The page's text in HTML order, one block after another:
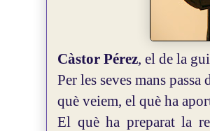
Càstor Pérez, el de la
Per les seves mans
què veiem, el què ha
El què ha preparat la